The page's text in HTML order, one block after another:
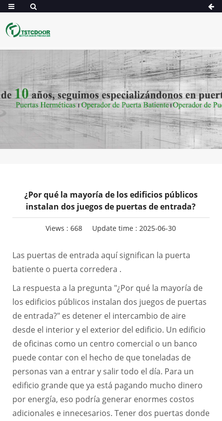
¿Por qué la mayoría de los edificios públicos
instalan dos juegos de puertas de entrada?
Views :668 Update time : 2025-06-30
Las puertas de entrada aquí significan la puerta
batiente o puerta corredera .
La respuesta a la pregunta "¿Por qué la mayoría de
los edificios públicos instalan dos juegos de puertas
de entrada?" es detener el intercambio de aire
desde el interior y el exterior del edificio. Un edificio
de oficinas como un centro comercial o un banco
puede contar con el hecho de que toneladas de
personas van a entrar y salir todo el día. Para un
edificio grande que ya está pagando mucho dinero
por energía, eso podría generar enormes costos
adicionales e innecesarios. Tener dos puertas donde